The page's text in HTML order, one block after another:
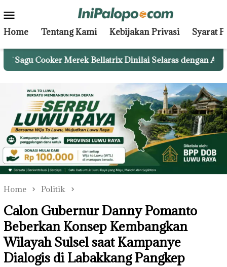
to
contentMenu
Home Tentang Kami Kebijakan Privasi Syarat
Merek Bellatrix Dinilai Selaras dengan Asta Cita
Home Politik
Calon Gubernur Danny Pomanto
Beberkan Konsep Kembangkan
Wilayah Sulsel saat Kampanye
Dialogis di Labakkang Pangkep